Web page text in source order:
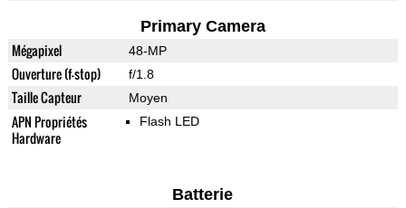
Primary Camera
Mégapixel 48-MP
Ouverture (f-stop) f/1.8
Taille Capteur Moyen
APN Propriétés
Hardware
Flash LED
Batterie